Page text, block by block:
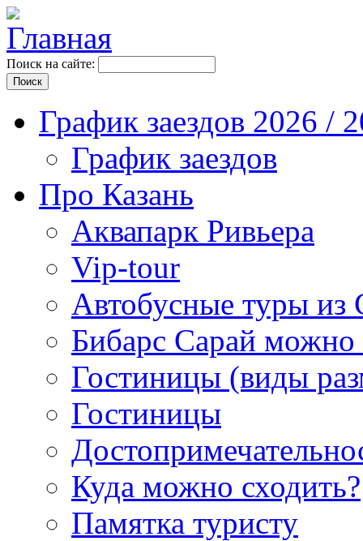
Поиск на сайте:
График заездов 2026 /
График заездов
Про Казань
Аквапарк Ривьера
Vip-tour
Автобусные туры из
Бибарс Сарай можно
Гостиницы (виды
Гостиницы
Куда можно сходить?
Памятка туристу